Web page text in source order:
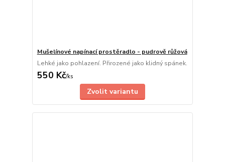
Mušelínové napínací prostěradlo - pudrově růžová
Lehké jako pohlazení. Přirozené jako klidný spánek.
550 Kč/ks
Zvolit variantu